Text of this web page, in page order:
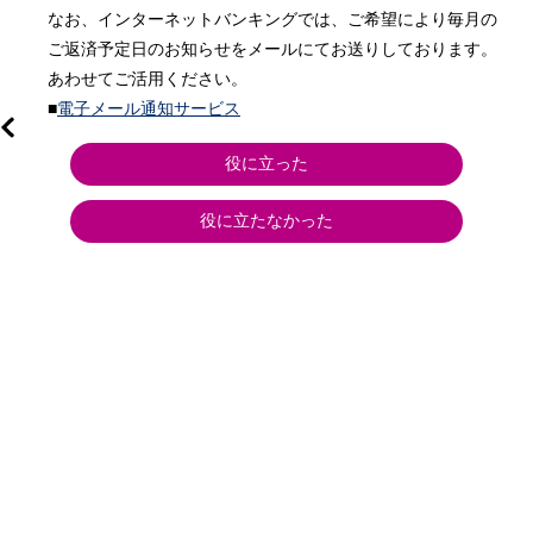
なお、インターネットバンキングでは、ご希望により毎月の
ご返済予定日のお知らせをメールにてお送りしております。
あわせてご活用ください。
■電子メール通知サービス
役に立った
役に立たなかった